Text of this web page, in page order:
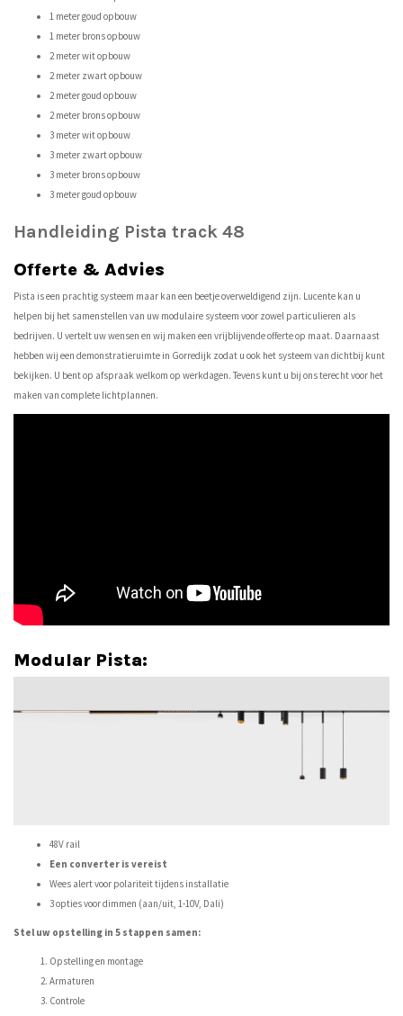
1 meter goud opbouw
1 meter brons opbouw
2 meter wit opbouw
2 meter zwart opbouw
2 meter goud opbouw
2 meter brons opbouw
3 meter wit opbouw
3 meter zwart opbouw
3 meter brons opbouw
3 meter goud opbouw
Handleiding Pista track 48
Offerte & Advies
Pista is een prachtig systeem maar kan een beetje overweldigend zijn. Lucente kan u
helpen bij het samenstellen van uw modulaire systeem voor zowel particulieren als
bedrijven. U vertelt uw wensen en wij maken een vrijblijvende offerte op maat. Daarnaast
hebben wij een demonstratieruimte in Gorredijk zodat u ook het systeem van dichtbij kunt
bekijken. U bent op afspraak welkom op werkdagen. Tevens kunt u bij ons terecht voor het
maken van complete lichtplannen.
Modular Pista:
48V rail
Een converter is vereist
Wees alert voor polariteit tijdens installatie
3 opties voor dimmen (aan/uit, 1-10V, Dali)
Stel uw opstelling in 5 stappen samen:
Opstelling en montage
Armaturen
Controle